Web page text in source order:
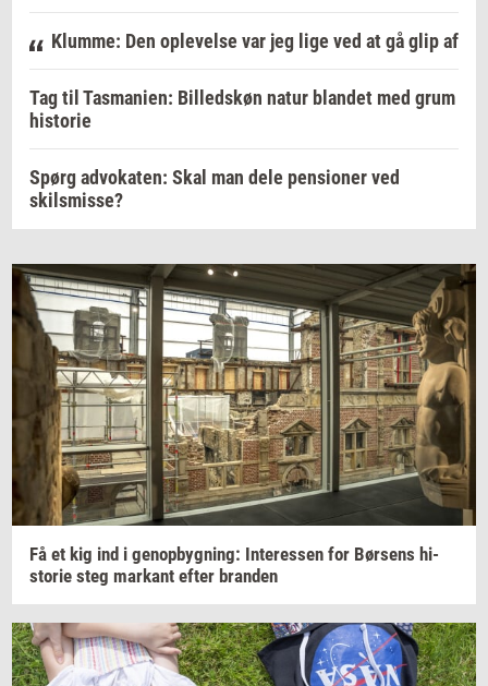
Klumme: Den oplevelse var jeg lige ved at gå glip af
Tag til Tasmanien: Billedskøn natur blandet med grum
historie
Spørg advokaten: Skal man dele pensioner ved
skilsmisse?
Få et kig ind i genop­byg­ning: In­ter­es­sen for Bør­sens hi­
sto­rie steg mar­kant efter bran­den